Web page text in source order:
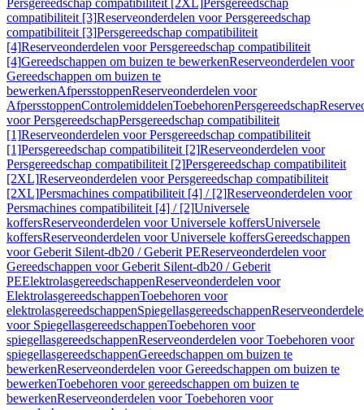
Persgereedschap compatibiliteit [2XL]Persgereedschap
compatibiliteit [3]Reserveonderdelen voor Persgereedschap
compatibiliteit [3]Persgereedschap compatibiliteit
[4]Reserveonderdelen voor Persgereedschap compatibiliteit
[4]Gereedschappen om buizen te bewerkenReserveonderdelen voor
Gereedschappen om buizen te
bewerkenAfpersstoppenReserveonderdelen voor
AfpersstoppenControlemiddelenToebehorenPersgereedschap
voor PersgereedschapPersgereedschap compatibiliteit
[1]Reserveonderdelen voor Persgereedschap compatibiliteit
[1]Persgereedschap compatibiliteit [2]Reserveonderdelen voor
Persgereedschap compatibiliteit [2]Persgereedschap compatibiliteit
[2XL]Reserveonderdelen voor Persgereedschap compatibiliteit
[2XL]Persmachines compatibiliteit [4] / [2]Reserveonderdelen voor
Persmachines compatibiliteit [4] / [2]Universele
koffersReserveonderdelen voor Universele koffersUniversele
koffersReserveonderdelen voor Universele koffersGereedschappen
voor Geberit Silent-db20 / Geberit PEReserveonderdelen voor
Gereedschappen voor Geberit Silent-db20 / Geberit
PEElektrolasgereedschappenReserveonderdelen voor
ElektrolasgereedschappenToebehoren voor
elektrolasgereedschappenSpiegellasgereedschappen
voor SpiegellasgereedschappenToebehoren voor
spiegellasgereedschappenReserveonderdelen voor Toebehoren voor
spiegellasgereedschappenGereedschappen om buizen te
bewerkenReserveonderdelen voor Gereedschappen om buizen te
bewerkenToebehoren voor gereedschappen om buizen te
bewerkenReserveonderdelen voor Toebehoren voor